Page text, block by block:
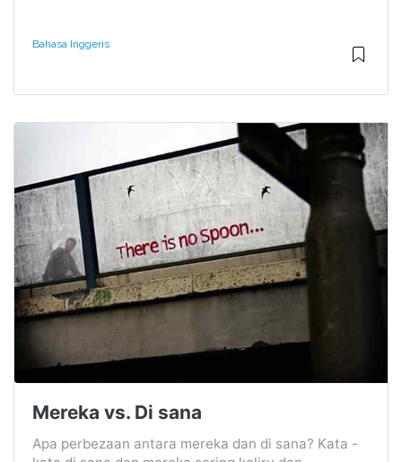
Bahasa Inggeris
Mereka vs. Di sana
Apa perbezaan antara mereka dan di sana? Kata -